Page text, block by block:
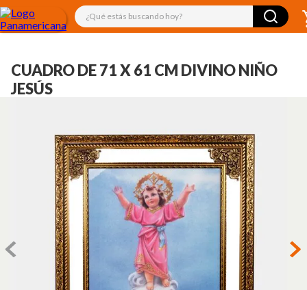
¿Qué estás buscando hoy?
CUADRO DE 71 X 61 CM DIVINO NIÑO
JESÚS